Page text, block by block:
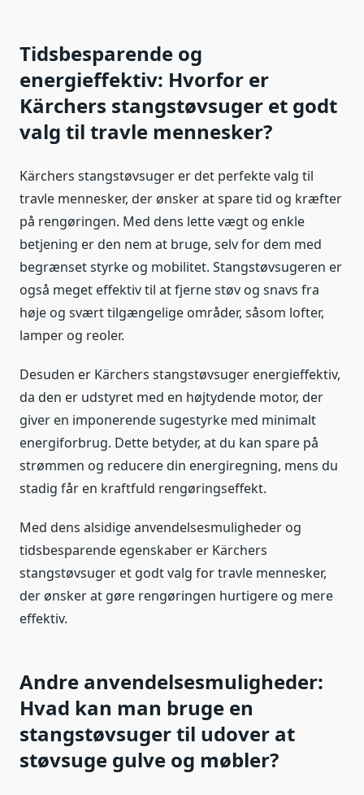
Tidsbesparende og
energieffektiv: Hvorfor er
Kärchers stangstøvsuger et godt
valg til travle mennesker?
Kärchers stangstøvsuger er det perfekte valg til
travle mennesker, der ønsker at spare tid og kræfter
på rengøringen. Med dens lette vægt og enkle
betjening er den nem at bruge, selv for dem med
begrænset styrke og mobilitet. Stangstøvsugeren er
også meget effektiv til at fjerne støv og snavs fra
høje og svært tilgængelige områder, såsom lofter,
lamper og reoler.
Desuden er Kärchers stangstøvsuger energieffektiv,
da den er udstyret med en højtydende motor, der
giver en imponerende sugestyrke med minimalt
energiforbrug. Dette betyder, at du kan spare på
strømmen og reducere din energiregning, mens du
stadig får en kraftfuld rengøringseffekt.
Med dens alsidige anvendelsesmuligheder og
tidsbesparende egenskaber er Kärchers
stangstøvsuger et godt valg for travle mennesker,
der ønsker at gøre rengøringen hurtigere og mere
effektiv.
Andre anvendelsesmuligheder:
Hvad kan man bruge en
stangstøvsuger til udover at
støvsuge gulve og møbler?